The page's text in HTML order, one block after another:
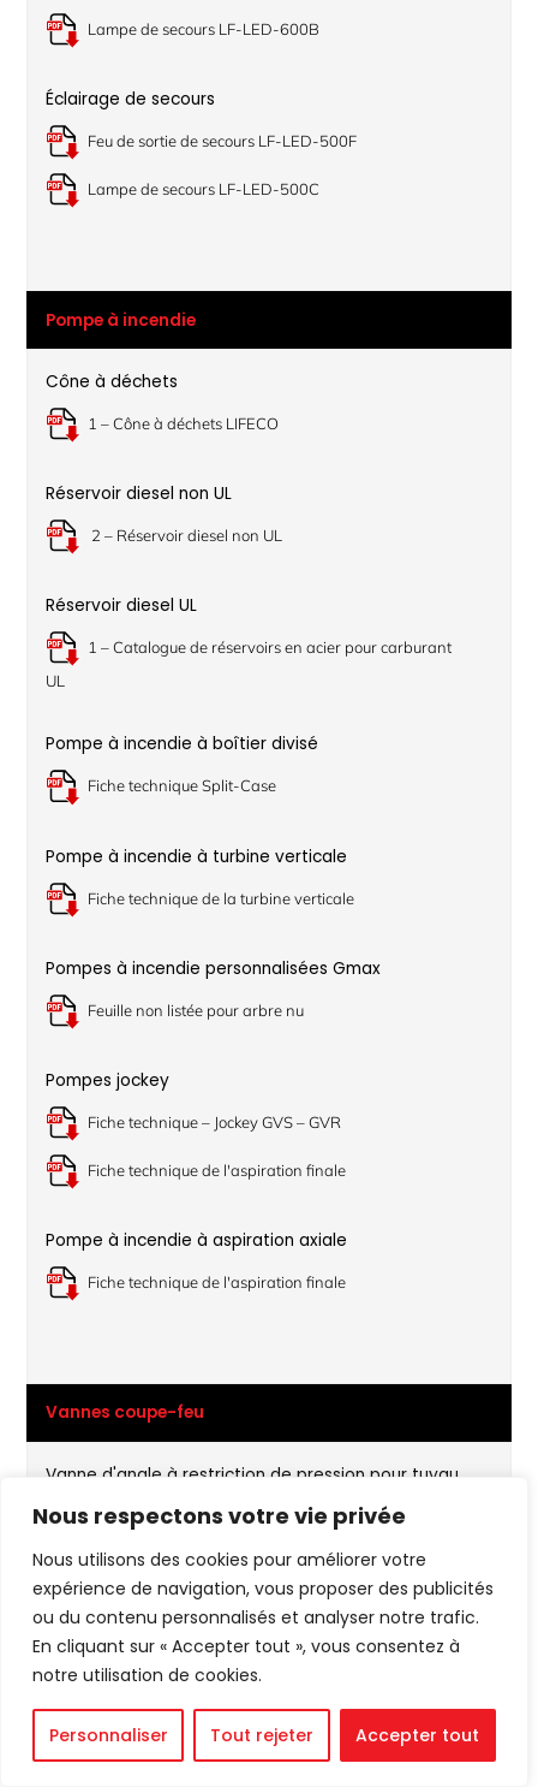
Nous respectons votre vie privée
Nous utilisons des cookies pour améliorer votre
expérience de navigation, vous proposer des publicités
ou du contenu personnalisés et analyser notre trafic.
En cliquant sur « Accepter tout », vous consentez à
notre utilisation de cookies.
Personnaliser Tout rejeter Accepter tout
Lampe de secours LF-LED-600B
Éclairage de secours
Feu de sortie de secours LF-LED-500F
Lampe de secours LF-LED-500C
Pompe à incendie
Cône à déchets
1 – Cône à déchets LIFECO
Réservoir diesel non UL
2 – Réservoir diesel non UL
Réservoir diesel UL
1 – Catalogue de réservoirs en acier pour carburant
UL
Pompe à incendie à boîtier divisé
Fiche technique Split-Case
Pompe à incendie à turbine verticale
Fiche technique de la turbine verticale
Pompes à incendie personnalisées Gmax
Feuille non listée pour arbre nu
Pompes jockey
Fiche technique – Jockey GVS – GVR
Fiche technique de l'aspiration finale
Pompe à incendie à aspiration axiale
Fiche technique de l'aspiration finale
Vannes coupe-feu
Vanne d'angle à restriction de pression pour tuyau
pression LF-AVPR15 20 25 30
Extrémités à brides – 365 PSI
Fiche technique – Vannes à guillotine – 365 PSI – Type
NRS – Extrémités à brides – Modèle 3288-365-FFLF
Technique
Soutien